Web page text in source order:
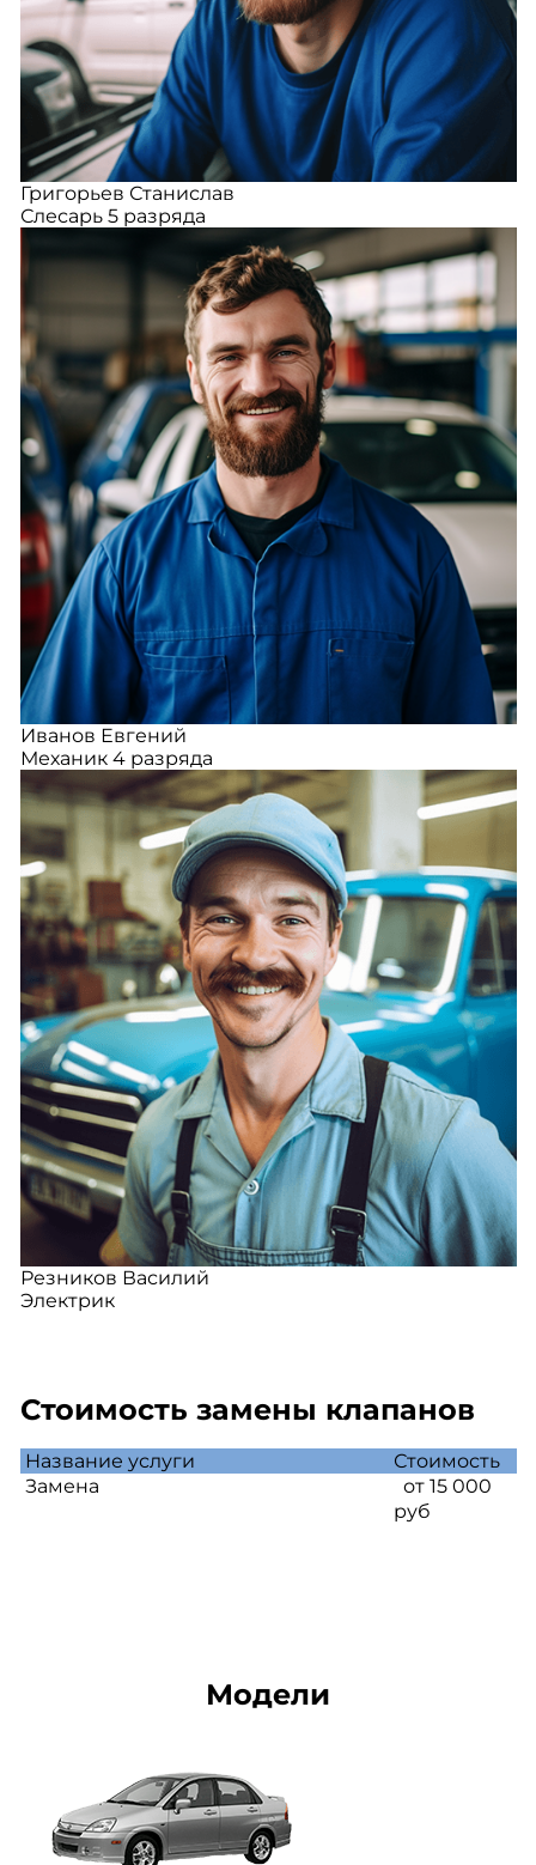
Григорьев Станислав
Слесарь 5 разряда
Иванов Евгений
Механик 4 разряда
Резников Василий
Электрик
Стоимость замены клапанов
Название услуги
Стоимость
Замена
от 15 000
руб
Модели